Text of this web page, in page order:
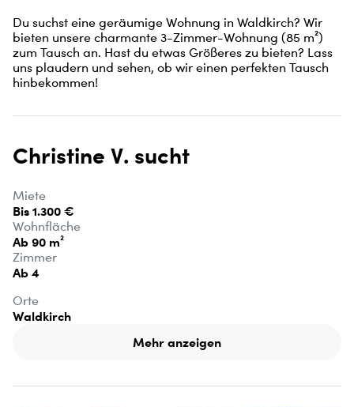
Du suchst eine geräumige Wohnung in Waldkirch? Wir
bieten unsere charmante 3-Zimmer-Wohnung (85 m²)
zum Tausch an. Hast du etwas Größeres zu bieten? Lass
uns plaudern und sehen, ob wir einen perfekten Tausch
hinbekommen!
Christine V. sucht
Miete
Bis 1.300 €
Wohnfläche
Ab 90 m²
Zimmer
Ab 4
Orte
Waldkirch
Mehr anzeigen